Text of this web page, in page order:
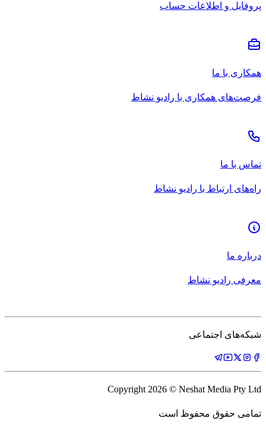
پروفایل و اطلاعات حساب
همکاری با ما
فرصت‌های همکاری با رادیو نشاط
تماس با ما
راه‌های ارتباط با رادیو نشاط
درباره ما
معرفی رادیو نشاط
شبکه‌های اجتماعی
Copyright 2026 © Neshat Media Pty Ltd
تمامی حقوق محفوظ است